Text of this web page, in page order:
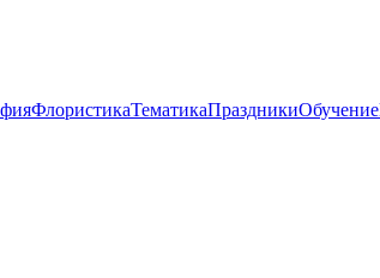
ФлористикаТематикаПраздникиОбучение